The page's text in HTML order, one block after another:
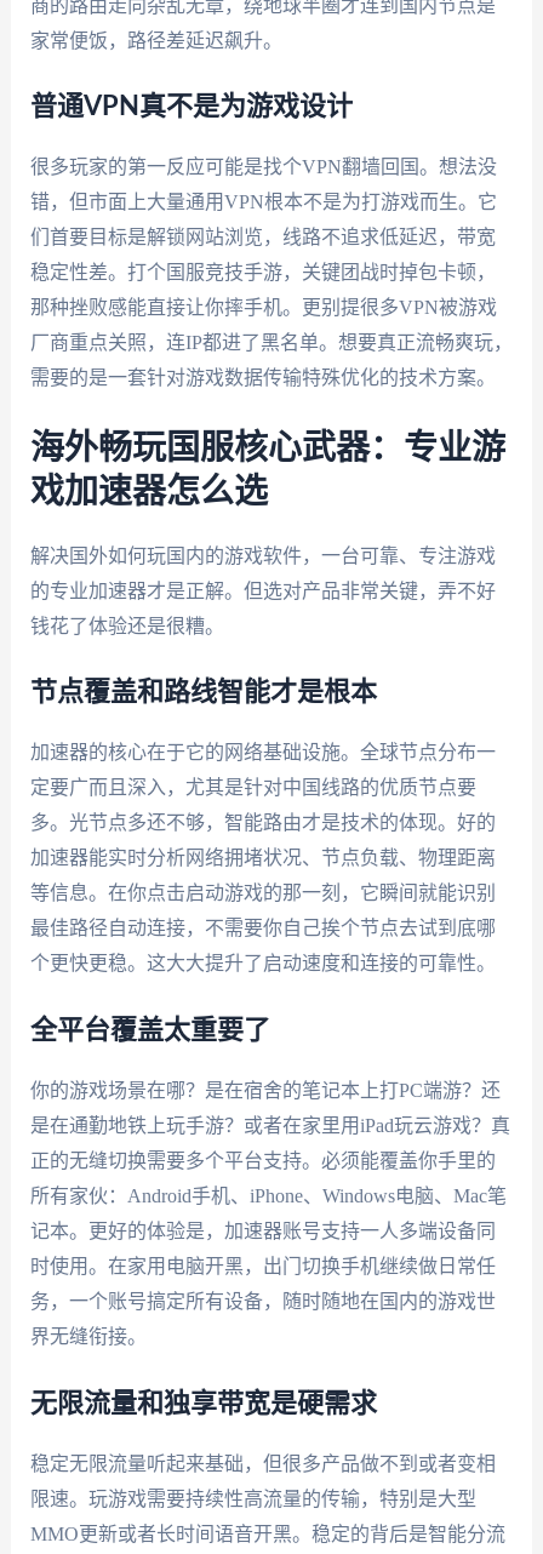
商的路由走向杂乱无章，绕地球半圈才连到国内节点是
家常便饭，路径差延迟飙升。
普通VPN真不是为游戏设计
很多玩家的第一反应可能是找个VPN翻墙回国。想法没
错，但市面上大量通用VPN根本不是为打游戏而生。它
们首要目标是解锁网站浏览，线路不追求低延迟，带宽
稳定性差。打个国服竞技手游，关键团战时掉包卡顿，
那种挫败感能直接让你摔手机。更别提很多VPN被游戏
厂商重点关照，连IP都进了黑名单。想要真正流畅爽玩，
需要的是一套针对游戏数据传输特殊优化的技术方案。
海外畅玩国服核心武器：专业游
戏加速器怎么选
解决国外如何玩国内的游戏软件，一台可靠、专注游戏
的专业加速器才是正解。但选对产品非常关键，弄不好
钱花了体验还是很糟。
节点覆盖和路线智能才是根本
加速器的核心在于它的网络基础设施。全球节点分布一
定要广而且深入，尤其是针对中国线路的优质节点要
多。光节点多还不够，智能路由才是技术的体现。好的
加速器能实时分析网络拥堵状况、节点负载、物理距离
等信息。在你点击启动游戏的那一刻，它瞬间就能识别
最佳路径自动连接，不需要你自己挨个节点去试到底哪
个更快更稳。这大大提升了启动速度和连接的可靠性。
全平台覆盖太重要了
你的游戏场景在哪？是在宿舍的笔记本上打PC端游？还
是在通勤地铁上玩手游？或者在家里用iPad玩云游戏？真
正的无缝切换需要多个平台支持。必须能覆盖你手里的
所有家伙：Android手机、iPhone、Windows电脑、Mac笔
记本。更好的体验是，加速器账号支持一人多端设备同
时使用。在家用电脑开黑，出门切换手机继续做日常任
务，一个账号搞定所有设备，随时随地在国内的游戏世
界无缝衔接。
无限流量和独享带宽是硬需求
稳定无限流量听起来基础，但很多产品做不到或者变相
限速。玩游戏需要持续性高流量的传输，特别是大型
MMO更新或者长时间语音开黑。稳定的背后是智能分流